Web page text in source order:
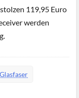
119,95 Euro
werden
Glasfaser